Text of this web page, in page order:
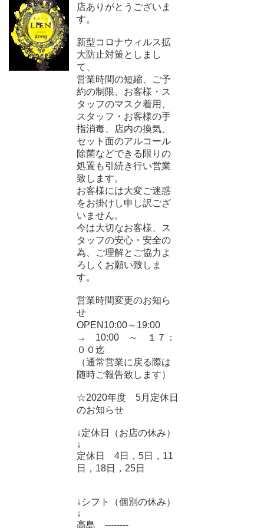
店ありがとうございま
す。
新型コロナウィルス拡
大防止対策としまし
て、
営業時間の短縮、ご予
約の制限、お客様・ス
タッフのマスク着用、
スタッフ・お客様の手
指消毒、店内の換気、
セット面のアルコール
除菌などできる限りの
処置も引続き行い営業
致します。
お客様には大変ご迷惑
をお掛けし申し訳ござ
いません。
今は大切なお客様、ス
タッフの安心・安全の
為、ご理解とご協力よ
ろしくお願い致しま
す。
営業時間変更のお知ら
せ
OPEN10:00～19:00
→ 10:00 ～ １７：
００迄
（通常営業に戻る際は
随時ご報告致します）
☆2020年度 5月定休日
のお知らせ
↓定休日（お店の休み）
↓
定休日 4日，5日，11
日，18日，25日
↓シフト（個別の休み）
↓
高島 --------